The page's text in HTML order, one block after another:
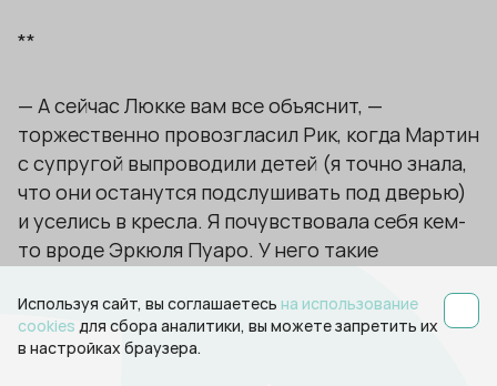
**
— А сейчас Люкке вам все объяснит, —
торжественно провозгласил Рик, когда Мартин
с супругой выпроводили детей (я точно знала,
что они останутся подслушивать под дверью)
и уселись в кресла. Я почувствовала себя кем-
то вроде Эркюля Пуаро. У него такие
ж, попробуем добавить спецэффектов.
Впрочем, у родителей до сих пор и так
изумленные лица – с тех пор, как дети им
Используя сайт, вы соглашаетесь на использование
cookies для сбора аналитики, вы можете запретить их
в настройках браузера.